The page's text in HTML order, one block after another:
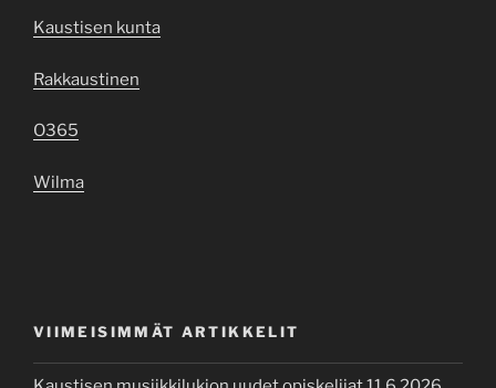
Kaustisen kunta
Rakkaustinen
O365
Wilma
VIIMEISIMMÄT ARTIKKELIT